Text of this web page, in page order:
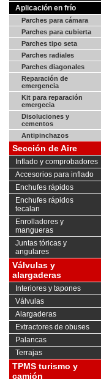
Aplicación en frío
Parches para cámara
Parches para cubierta
Parches tipo seta
Parches radiales
Parches diagonales
Reparación de
emergencia
Kit para reparación
emergecia
Disoluciones y
cementos
Antipinchazos
Sección de Aire
Inflado y comprobadores
Accesorios para inflado
Enchufes rápidos
Enchufes rápidos
tecalan
Enrolladores y
mangueras
Juntas tóricas y
angulares
Válvulas y
alargaderas
Interiores y tapones
Válvulas
Alargaderas
Extractores de obuses
Palancas
Terrajas
TPMS turismo y
camión